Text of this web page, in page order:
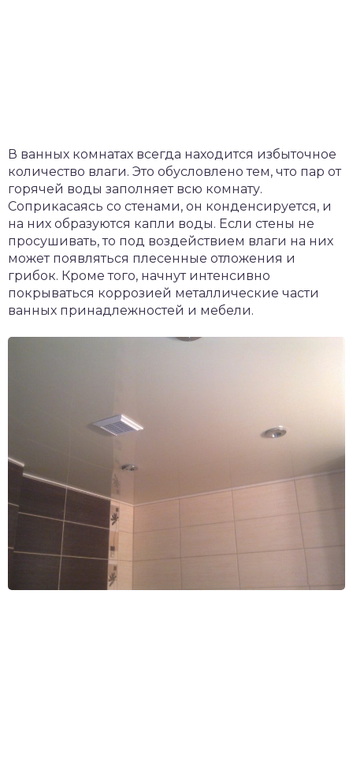
В ванных комнатах всегда находится избыточное
количество влаги. Это обусловлено тем, что пар от
горячей воды заполняет всю комнату.
Соприкасаясь со стенами, он конденсируется, и
на них образуются капли воды. Если стены не
просушивать, то под воздействием влаги на них
может появляться плесенные отложения и
грибок. Кроме того, начнут интенсивно
покрываться коррозией металлические части
ванных принадлежностей и мебели.